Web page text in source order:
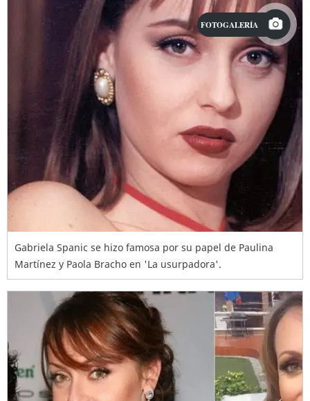
FOTOGALERÍA
Gabriela Spanic se hizo famosa por su papel de Paulina
Martínez y Paola Bracho en 'La usurpadora'.